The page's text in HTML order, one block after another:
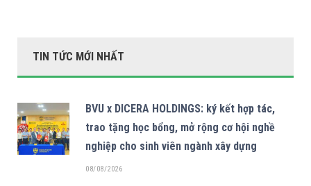
TIN TỨC MỚI NHẤT
BVU x DICERA HOLDINGS: ký kết hợp tác,
trao tặng học bổng, mở rộng cơ hội nghề
nghiệp cho sinh viên ngành xây dựng
08/08/2026